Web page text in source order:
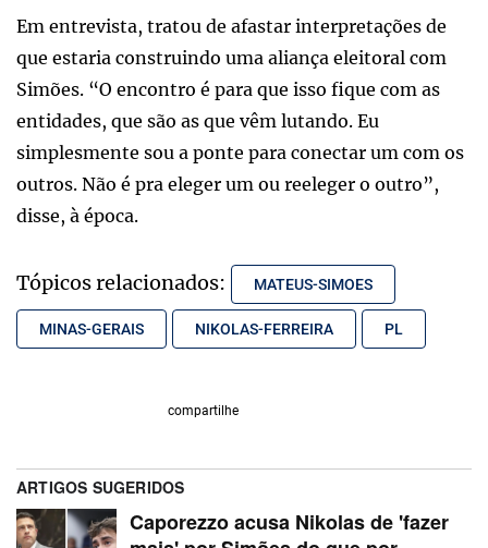
Em entrevista, tratou de afastar interpretações de
que estaria construindo uma aliança eleitoral com
Simões. “O encontro é para que isso fique com as
entidades, que são as que vêm lutando. Eu
simplesmente sou a ponte para conectar um com os
outros. Não é pra eleger um ou reeleger o outro”,
disse, à época.
Tópicos relacionados: MATEUS-SIMOES
MINAS-GERAIS NIKOLAS-FERREIRA PL
compartilhe